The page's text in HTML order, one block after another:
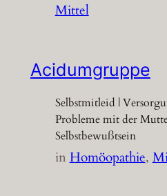
Mittel
Acidumgruppe
Selbstmitleid |
Probleme mit der
Selbstbewußtsein
inHomöopathie,